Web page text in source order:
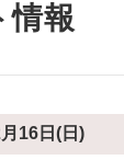
情報
16日(日)